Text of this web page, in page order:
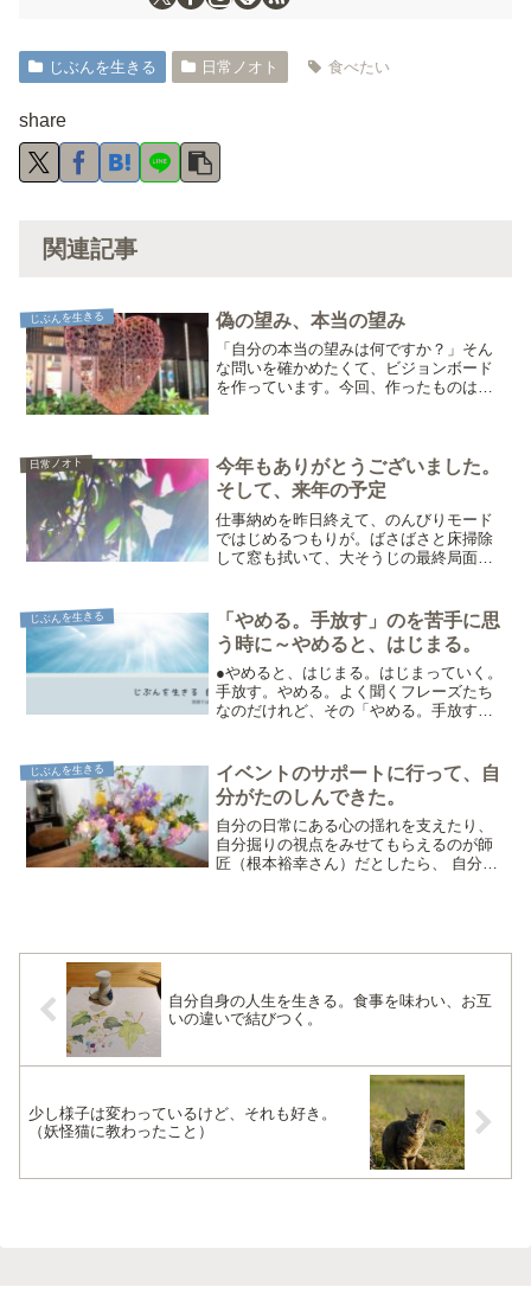
じぶんを生きる 日常ノオト 食べたい
share
関連記事
じぶんを生きる 偽の望み、本当の望み
「自分の本当の望みは何ですか？」そん
な問いを確かめたくて、ビジョンボード
を作っています。今回、作ったものは、
る。いったい、どんな時間...
日常ノオト
今年もありがとうございました。
そして、来年の予定
仕事納めを昨日終えて、のんびりモード
ではじめるつもりが。ばさばさと床掃除
して窓も拭いて、大そうじの最終局面を
も、お風呂場も。そして、床をできるだ
け広く出したいよね。下着も...
じぶんを生きる
「やめる。手放す」のを苦手に思
う時に～やめると、はじまる。
●やめると、はじまる。はじまっていく。
手放す。やめる。よく聞くフレーズたち
なのだけれど、その「やめる。手放す」
「やめる。手放す」というとき、それは
どんな状態になること？「...
じぶんを生きる
イベントのサポートに行って、自
分がたのしんできた。
自分の日常にある心の揺れを支えたり、
自分掘りの視点をみせてもらえるのが師
匠（根本裕幸さん）だとしたら、 自分の
自分自身の人生を生きる。食事を味わい、お互
いの違いで結びつく。
少し様子は変わっているけど、それも好き。
（妖怪猫に教わったこと）